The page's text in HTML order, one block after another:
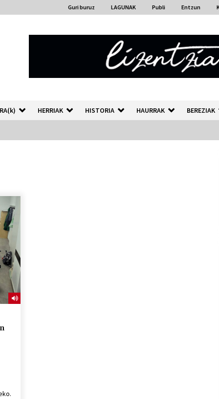
Guri buruz LAGUNAK Publi Entzun
HERRIAK HISTORIA HAURRAK BEREZIAK